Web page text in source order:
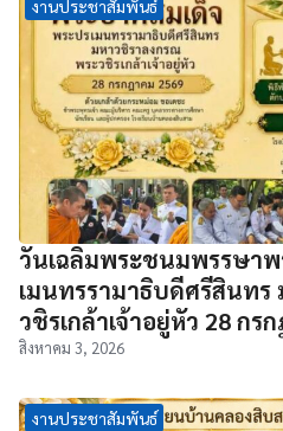
งานประชาสัมพันธ์
วันเฉลิมพระชนมพรรษา
เมนทรรามาธิบดีศรีสินท
วชิรเกล้าเจ้าอยู่หัว 28 กร
สิงหาคม 3, 2026
งานประชาสัมพันธ์